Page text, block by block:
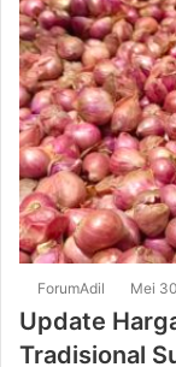
ForumAdil Mei
Update
Tradisional